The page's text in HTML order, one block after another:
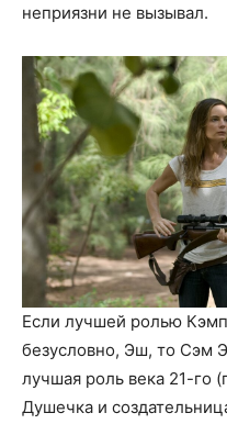
неприязни не вызывал.
Если лучшей ролью
безусловно, Эш, то Сэм
лучшая роль века 21-го
Душечка и